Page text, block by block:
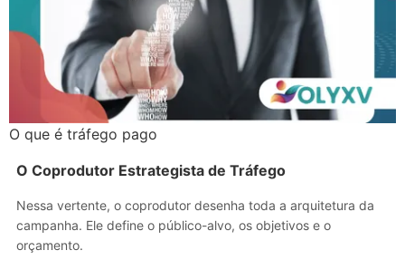
O que é tráfego pago
O Coprodutor Estrategista de Tráfego
Nessa vertente, o coprodutor desenha toda a arquitetura da
campanha. Ele define o público-alvo, os objetivos e o
orçamento.